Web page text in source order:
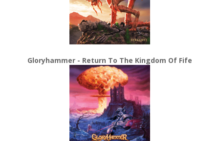
Gloryhammer - Return To The Kingdom Of Fife